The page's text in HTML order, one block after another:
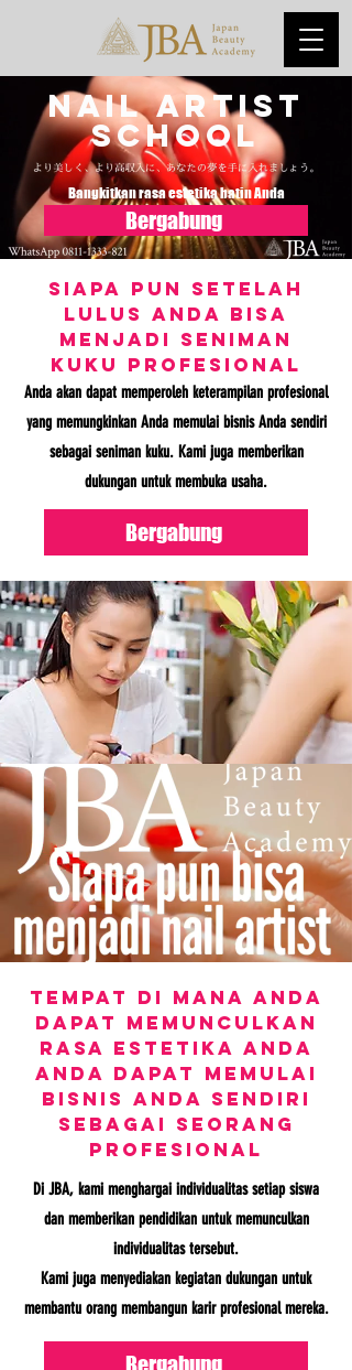
nail artist
school
Bangkitkan rasa estetika batin Anda
Bergabung
Siapa pun setelah
lulus ​Anda bisa
menjadi seniman
kuku profesional
Anda akan dapat memperoleh keterampilan profesional
yang memungkinkan Anda memulai bisnis Anda sendiri
sebagai seniman kuku. Kami juga memberikan
dukungan untuk membuka usaha.
Bergabung
Tempat di mana Anda
dapat memunculkan
rasa estetika Anda
Anda dapat memulai
bisnis Anda sendiri
sebagai seorang
profesional
Di JBA, kami menghargai individualitas setiap siswa
dan memberikan pendidikan untuk memunculkan
individualitas tersebut.
Kami juga menyediakan kegiatan dukungan untuk
membantu orang membangun karir profesional mereka.
Bergabung